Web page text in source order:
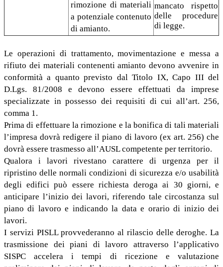
rimozione di materiali
a potenziale contenuto
di amianto.
mancato rispetto
delle procedure
di legge.
Le operazioni di trattamento, movimentazione e messa a
rifiuto dei materiali contenenti amianto devono avvenire in
conformità a quanto previsto dal Titolo IX, Capo III del
D.Lgs. 81/2008 e devono essere effettuati da imprese
specializzate in possesso dei requisiti di cui all’art. 256,
comma 1.
Prima di effettuare la rimozione e la bonifica di tali materiali
l’impresa dovrà redigere il piano di lavoro (ex art. 256) che
dovrà essere trasmesso all’AUSL competente per territorio.
Qualora i lavori rivestano carattere di urgenza per il
ripristino delle normali condizioni di sicurezza e/o usabilità
degli edifici può essere richiesta deroga ai 30 giorni, e
anticipare l’inizio dei lavori, riferendo tale circostanza sul
piano di lavoro e indicando la data e orario di inizio dei
lavori.
I servizi PISLL provvederanno al rilascio delle deroghe. La
trasmissione dei piani di lavoro attraverso l’applicativo
SISPC accelera i tempi di ricezione e valutazione